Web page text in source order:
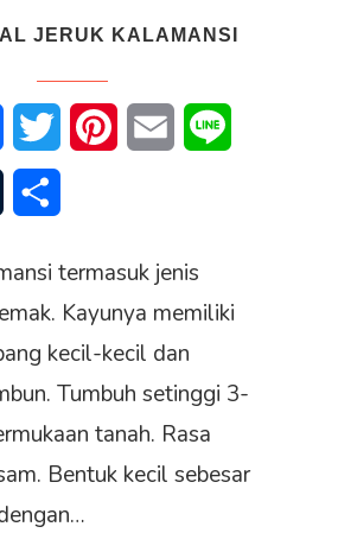
JERUK KALAMANSI
FacebookTwitter PinterestEmail
Tumblr
termasuk jenis
Kayunya memiliki
kecil-kecil dan
Tumbuh setinggi 3-
tanah. Rasa
Bentuk kecil sebesar